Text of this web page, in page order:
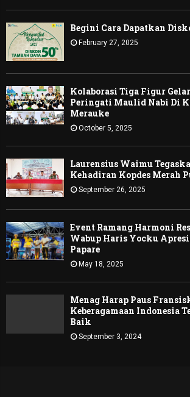
Begini Cara Dapatkan
February 27, 2025
Kolaborasi Tiga Figur
Peringati Maulid Nabi Di
Merauke
October 5, 2025
Laurensius Waimu
Kehadiran Kopdes Merah
September 26, 2025
Event Ramang Harmoni
Wabup Haris Yocku
Papare
May 18, 2025
Menag Harap Paus
Keberagamaan Indonesia
Baik
September 3, 2024